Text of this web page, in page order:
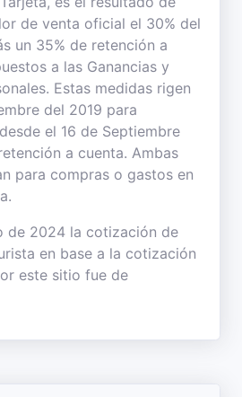
de venta oficial el 30% del
un 35% de retención a
a las Ganancias y
Estas medidas rigen
del 2019 para
el 16 de Septiembre
a cuenta. Ambas
para compras o gastos en
de 2024 la cotización de
en base a la cotización
este sitio fue de